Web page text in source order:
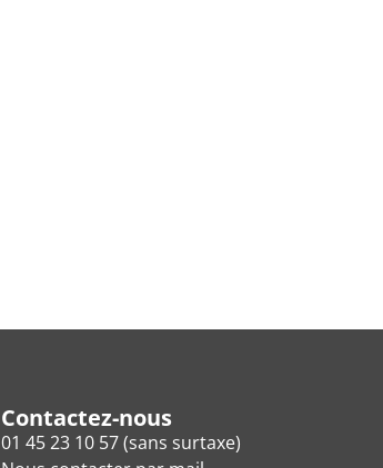
Contactez-nous
01 45 23 10 57 (sans surtaxe)